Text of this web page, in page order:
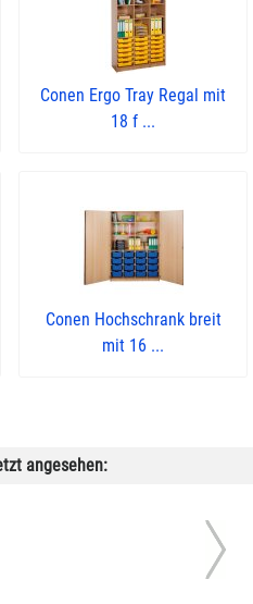
Conen Ergo Tray Regal mit
18 f ...
Conen Hochschrank breit
mit 16 ...
angesehen: